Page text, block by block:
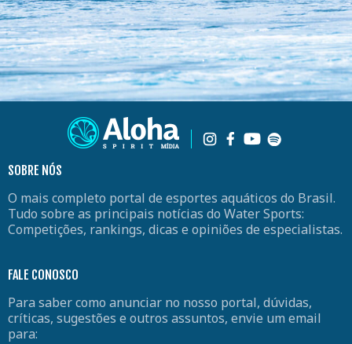
SOBRE NÓS
O mais completo portal de esportes aquáticos do Brasil.
Tudo sobre as principais notícias do Water Sports:
Competições, rankings, dicas e opiniões de especialistas.
FALE CONOSCO
Para saber como anunciar no nosso portal, dúvidas,
críticas, sugestões e outros assuntos, envie um email
para: